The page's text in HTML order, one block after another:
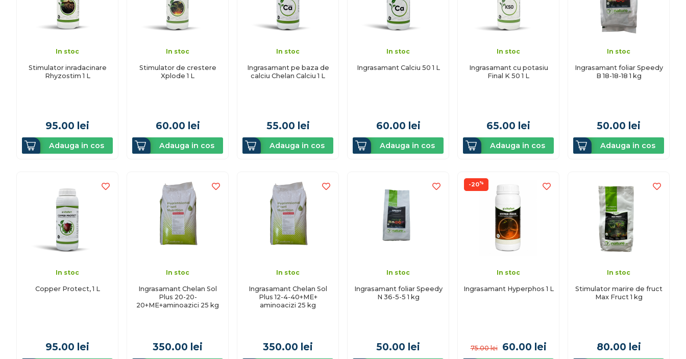
In stoc
Stimulator inradacinare
Rhyzostim 1 L
95.00 lei
Adauga in cos
In stoc
Stimulator de crestere
Xplode 1 L
60.00 lei
Adauga in cos
In stoc
Ingrasamant pe baza de
calciu Chelan Calciu 1 L
55.00 lei
Adauga in cos
In stoc
Ingrasamant Calciu 50 1 L
60.00 lei
Adauga in cos
In stoc
Ingrasamant cu potasiu
Final K 50 1 L
65.00 lei
Adauga in cos
In stoc
Ingrasamant foliar Speedy
B 18-18-18 1 kg
50.00 lei
Adauga in cos
In stoc
Copper Protect, 1 L
95.00 lei
In stoc
Ingrasamant Chelan Sol
Plus 20-20-
20+ME+aminoazici 25 kg
350.00 lei
In stoc
Ingrasamant Chelan Sol
Plus 12-4-40+ME+
aminoacizi 25 kg
350.00 lei
In stoc
Ingrasamant foliar Speedy
N 36-5-5 1 kg
50.00 lei
-20%
In stoc
Ingrasamant Hyperphos 1 L
75.00 lei 60.00 lei
In stoc
Stimulator marire de fruct
Max Fruct 1 kg
80.00 lei